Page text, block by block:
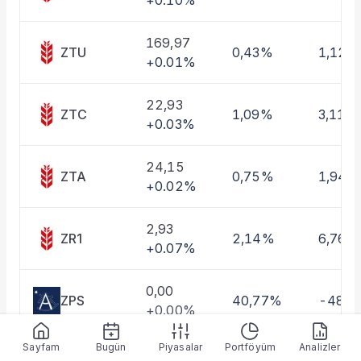
ZTU
169,97
+0.01%
0,43% 1,12%
ZTC
22,93
+0.03%
1,09% 3,11%
ZTA
24,15
+0.02%
0,75% 1,94%
ZR1
2,93
+0.07%
2,14% 6,76%
ZPS
0,00
+0.00%
40,77% -
2,52
Sayfam Bugün Piyasalar Portföyüm Analizler